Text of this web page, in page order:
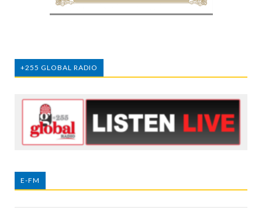
+255 GLOBAL RADIO
E-FM